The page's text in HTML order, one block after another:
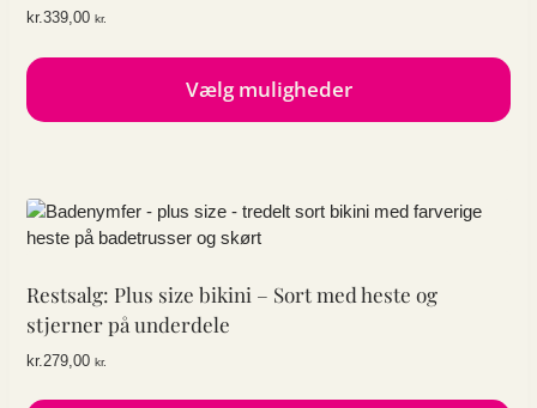
på
varesiden
kr.339,00 kr.
Vælg muligheder
flere
varianter.
kan
vælges
varesiden
Restsalg: Plus size bikini – Sort med heste og
stjerner på underdele
kr. 279,00 kr.